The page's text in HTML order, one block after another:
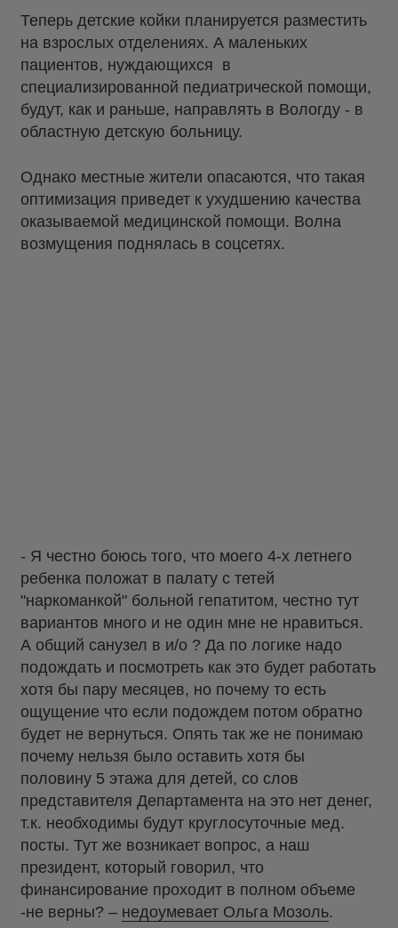
Теперь детские койки планируется разместить
на взрослых отделениях. А маленьких
пациентов, нуждающихся в
специализированной педиатрической помощи,
будут, как и раньше, направлять в Вологду - в
областную детскую больницу.
Однако местные жители опасаются, что такая
оптимизация приведет к ухудшению качества
оказываемой медицинской помощи. Волна
возмущения поднялась в соцсетях.
- Я честно боюсь того, что моего 4-х летнего
ребенка положат в палату с тетей
"наркоманкой" больной гепатитом, честно тут
вариантов много и не один мне не нравиться.
А общий санузел в и/о ? Да по логике надо
подождать и посмотреть как это будет работать
хотя бы пару месяцев, но почему то есть
ощущение что если подождем потом обратно
будет не вернуться. Опять так же не понимаю
почему нельзя было оставить хотя бы
половину 5 этажа для детей, со слов
представителя Департамента на это нет денег,
т.к. необходимы будут круглосуточные мед.
посты. Тут же возникает вопрос, а наш
президент, который говорил, что
финансирование проходит в полном объеме
-не верны? – недоумевает Ольга Мозоль.